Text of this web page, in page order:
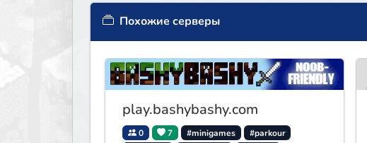
Похожие серверы
play.bashybashy.com
0 7 #minigames
#parkour